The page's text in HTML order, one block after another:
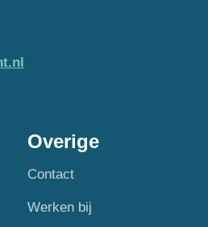
Overige
Contact
Werken bij